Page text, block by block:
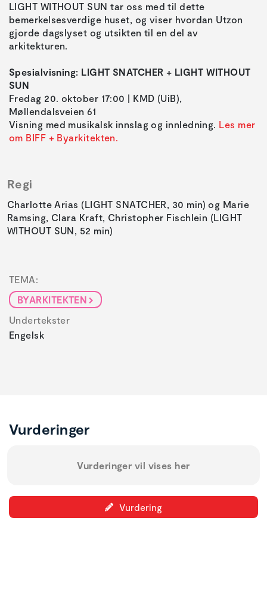
LIGHT WITHOUT SUN tar oss med til dette
bemerkelsesverdige huset, og viser hvordan Utzon
gjorde dagslyset og utsikten til en del av
arkitekturen.
Spesialvisning: LIGHT SNATCHER + LIGHT WITHOUT
SUN
Fredag 20. oktober 17:00 | KMD (UiB),
Møllendalsveien 61
Visning med musikalsk innslag og innledning. Les mer
om BIFF + Byarkitekten.
Regi
Charlotte Arias (LIGHT SNATCHER, 30 min) og Marie
Ramsing, Clara Kraft, Christopher Fischlein (LIGHT
WITHOUT SUN, 52 min)
TEMA:
BYARKITEKTEN
Undertekster
Engelsk
Vurderinger
Vurderinger vil vises her
Vurdering